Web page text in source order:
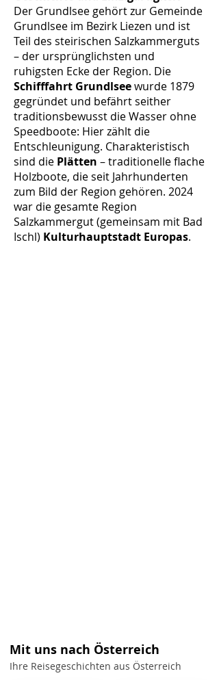
Der Grundlsee gehört zur Gemeinde
Grundlsee im Bezirk Liezen und ist
Teil des steirischen Salzkammerguts
– der ursprünglichsten und
ruhigsten Ecke der Region. Die
Schifffahrt Grundlseewurde 1879
gegründet und befährt seither
traditionsbewusst die Wasser ohne
Speedboote: Hier zählt die
Entschleunigung. Charakteristisch
sind die Plätten – traditionelle flache
Holzboote, die seit Jahrhunderten
zum Bild der Region gehören. 2024
war die gesamte Region
Salzkammergut (gemeinsam mit Bad
Ischl) Kulturhauptstadt Europas.
Mit uns nach Österreich
Ihre Reisegeschichten aus Österreich